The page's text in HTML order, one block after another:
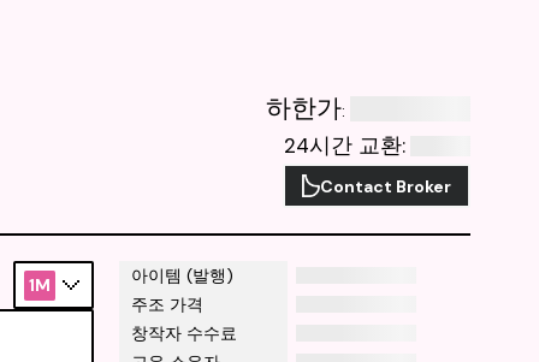
하한가:
24시간 교환:
Contact Broker
아이템 (발행)
주조 가격
창작자 수수료
1M